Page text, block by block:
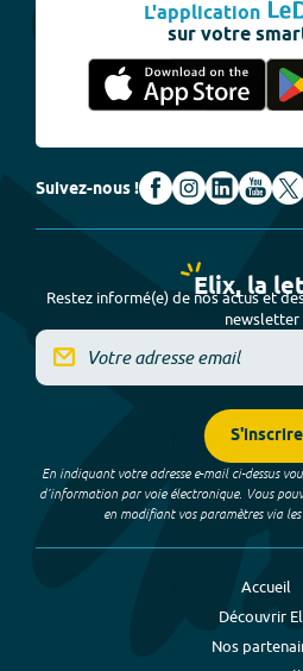
L'application
sur votre
Suivez-nous !
Elix, la
Restez informé(e) de nos actus et
newsletter
S'inscrire
En indiquant votre adresse e-mail ci-dessus
d’information par voie électronique. Vous
en modifiant vos paramètres via
Accueil
Découvrir
Nos